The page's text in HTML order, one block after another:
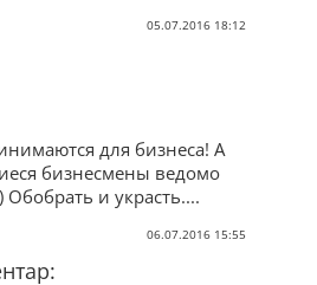
05.07.2016 18:12
для бизнеса! А
бизнесмены ведомо
Обобрать и украсть....
06.07.2016 15:55